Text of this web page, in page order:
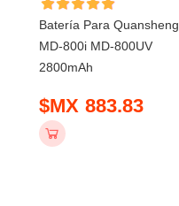
Batería Para Quansheng
MD-800i MD-800UV
2800mAh
$MX 883.83